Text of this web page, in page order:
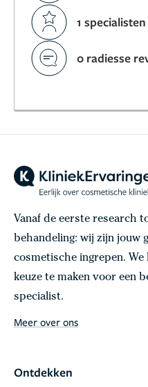
1 specialisten
0 radiesse
Vanaf de eerste research
behandeling: wij zijn jouw
cosmetische ingrepen.
keuze te maken voor een
specialist.
Meer over ons
Ontdekken